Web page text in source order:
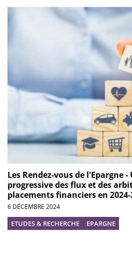
Les Rendez-vous de l'Epargne
progressive des flux et des
placements financiers en 2024-
6 DÉCEMBRE 2024
ETUDES & RECHERCHE EPARGNE